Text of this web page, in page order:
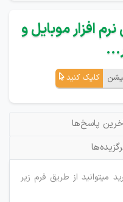
افزار موبایل و
کلیک کنید
پاسخ‌ها
میتوانید از طریق فرم زیر